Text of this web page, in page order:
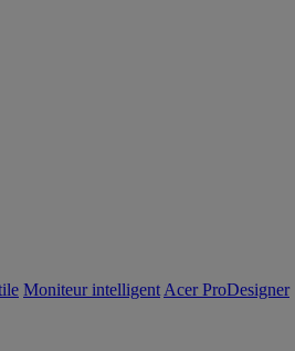
Moniteur intelligent Acer ProDesigner